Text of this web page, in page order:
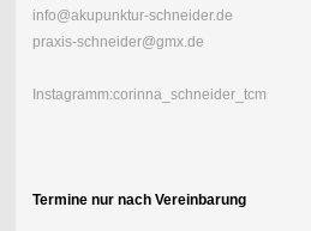
info@akupunktur-schneider.de
praxis-schneider@gmx.de
Instagramm:corinna_schneider_tcm
Termine nur nach Vereinbarung